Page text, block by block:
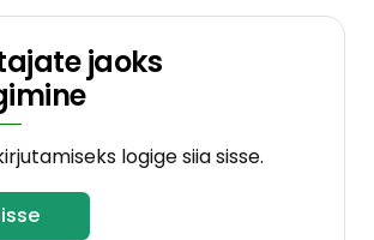
jaoks
logige siia sisse.